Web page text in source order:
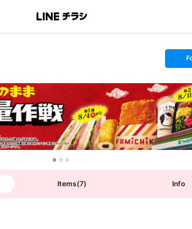
s
t
o
l
l
o
w
Items(7) Info